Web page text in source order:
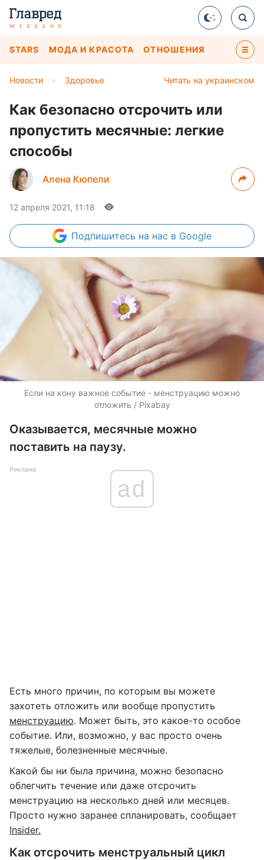
STARS МОДА И КРАСОТА ОТНОШЕНИЯ
Читать на украинском
Новости › Здоровье
Как безопасно отсрочить или
пропустить месячные: легкие
способы
Алена Кюпели
12 апреля 2021, 11:18
Подпишитесь на нас в Google
Если на кону важное событие - менструацию можно
отложить / Pixabay
Оказывается, месячные можно
поставить на паузу.
Реклама
ad
Есть много причин, по которым вы можете
захотеть отложить или вообще пропустить
менструацию. Может быть, это какое-то особое
событие. Или, возможно, у вас просто очень
тяжелые, болезненные месячные.
Какой бы ни была причина, можно безопасно
облегчить течение или даже отсрочить
менструацию на несколько дней или месяцев.
Просто нужно заранее спланировать, сообщает
Insider.
Как отсрочить менструальный цикл